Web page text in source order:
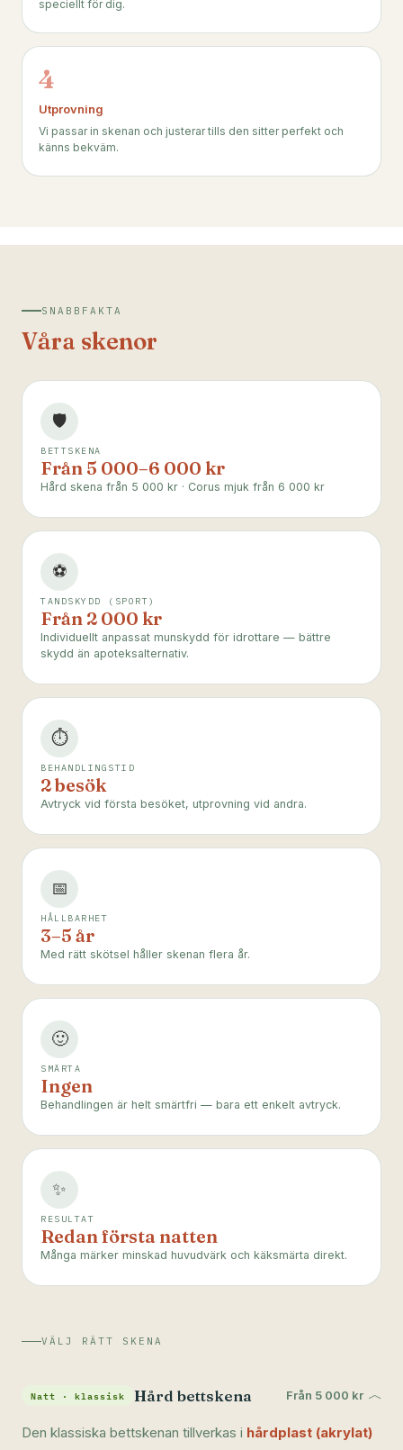
speciellt för dig.
4
Utprovning
Vi passar in skenan och justerar tills den sitter perfekt och
känns bekväm.
SNABBFAKTA
Våra skenor
🛡️
BETTSKENA
Från 5 000–6 000 kr
Hård skena från 5 000 kr · Corus mjuk från 6 000 kr
⚽
TANDSKYDD (SPORT)
Från 2 000 kr
Individuellt anpassat munskydd för idrottare — bättre
skydd än apoteksalternativ.
⏱
BEHANDLINGSTID
2 besök
Avtryck vid första besöket, utprovning vid andra.
📅
HÅLLBARHET
3–5 år
Med rätt skötsel håller skenan flera år.
🙂
SMÄRTA
Ingen
Behandlingen är helt smärtfri — bara ett enkelt avtryck.
✨
RESULTAT
Redan första natten
Många märker minskad huvudvärk och käksmärta direkt.
VÄLJ RÄTT SKENA
Natt · klassisk Hård bettskena Från 5 000 kr ﹀
Den klassiska bettskenan tillverkas i hårdplast (akrylat)